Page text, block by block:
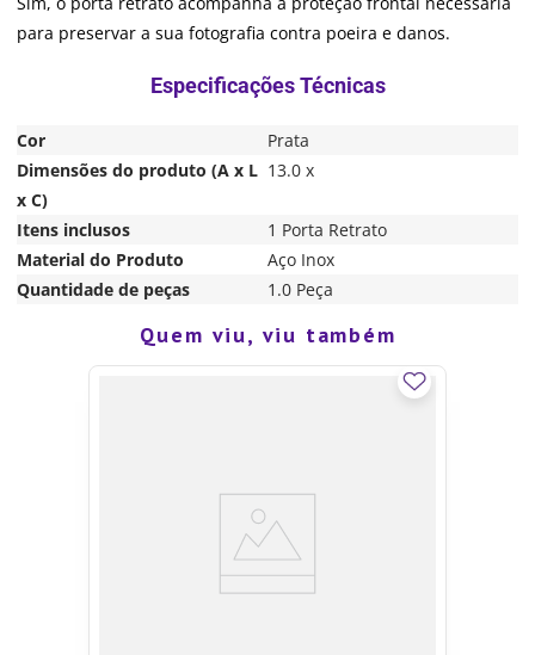
para preservar a sua fotografia contra poeira e danos.
Cor
Prata
Dimensões do produto (A x L
x C)
13.0 x
Itens inclusos
1 Porta Retrato
Material do Produto
Aço Inox
Quantidade de peças
1.0 Peça
Quem viu, viu também